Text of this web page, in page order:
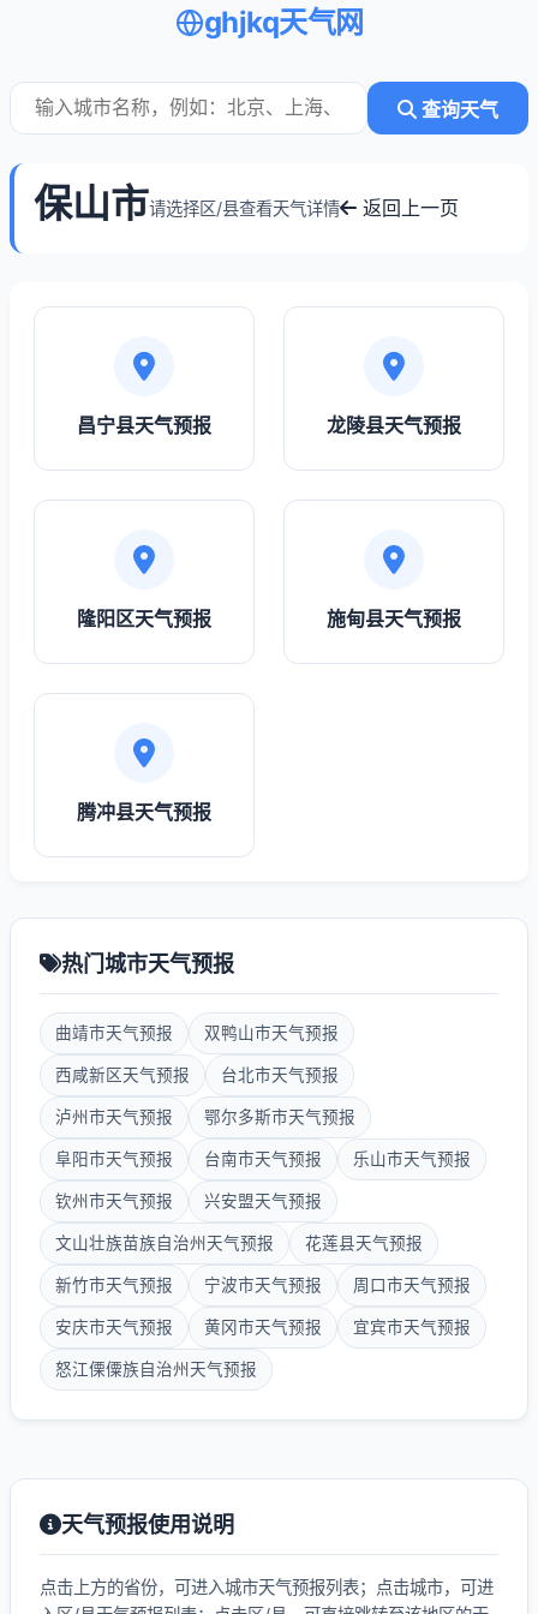
ghjkq天气网
查询天气
保山市请选择区/县查看天气详情 返回上一页
昌宁县天气预报 龙陵县天气预报
隆阳区天气预报 施甸县天气预报
腾冲县天气预报
热门城市天气预报
曲靖市天气预报 双鸭山市天气预报
西咸新区天气预报 台北市天气预报
泸州市天气预报 鄂尔多斯市天气预报
阜阳市天气预报 台南市天气预报 乐山市天气预报
钦州市天气预报 兴安盟天气预报
文山壮族苗族自治州天气预报 花莲县天气预报
新竹市天气预报 宁波市天气预报 周口市天气预报
安庆市天气预报 黄冈市天气预报 宜宾市天气预报
怒江傈僳族自治州天气预报
天气预报使用说明
点击上方的省份，可进入城市天气预报列表；点击城市，可进